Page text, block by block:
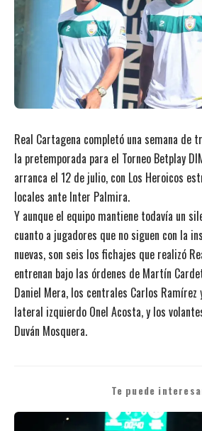
Real Cartagena completó una semana de
la pretemporada para el Torneo Betplay
arranca el 12 de julio, con Los Heroicos
locales ante Inter Palmira.
Y aunque el equipo mantiene todavía un
cuanto a jugadores que no siguen con la
nuevas,son seis los fichajes que realizó
entrenan bajo las órdenes de Martín
Daniel Mera, los centrales Carlos Ramírez
lateral izquierdo Onel Acosta, y los
Duván Mosquera.
Te puede